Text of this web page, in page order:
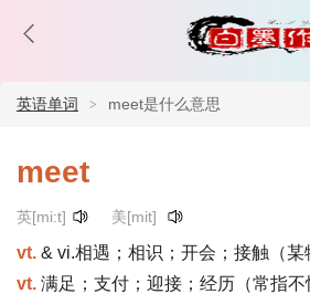
英语单词 meet是什么意思
meet
英[mi:t] 美[mit]
vt. & vi.相遇；相识；开会；接触（某
vt. 满足；支付；迎接；经历（常指不